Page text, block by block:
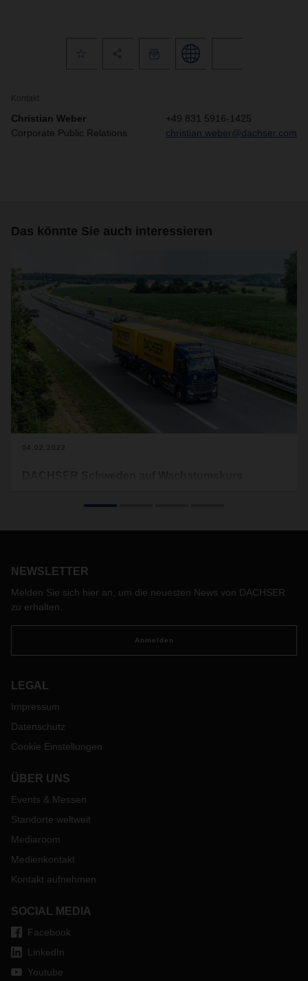
Kontakt
Christian Weber
Corporate Public Relations
+49 831 5916-1425
christian.weber@dachser.com
Das könnte Sie auch interessieren
04.02.2022
ernannt, um das DACHSER-Managementteam in der
NEWSLETTER
Melden Sie sich hier an, um die neuesten News von DACHSER
zu erhalten.
Anmelden
LEGAL
Impressum
Datenschutz
Cookie Einstellungen
ÜBER UNS
Events & Messen
Standorte weltweit
Mediaroom
Medienkontakt
Kontakt aufnehmen
SOCIAL MEDIA
Facebook
LinkedIn
Youtube